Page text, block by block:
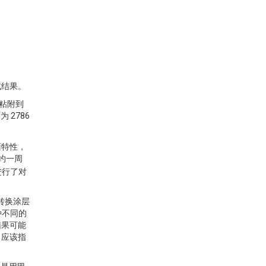
果。
附到
2786
性，
一周
了对
换涂层
同的
可能
该指